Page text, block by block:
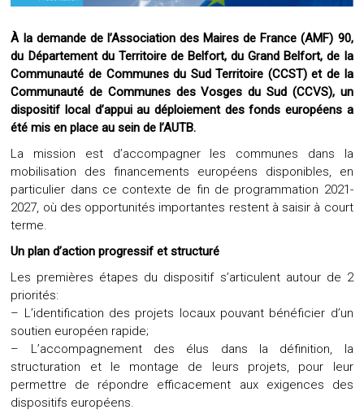
À la demande de l’Association des Maires de France (AMF) 90,
du Département du Territoire de Belfort, du Grand Belfort, de la
Communauté de Communes du Sud Territoire (CCST) et de la
Communauté de Communes des Vosges du Sud (CCVS), un
dispositif local d’appui au déploiement des fonds européens a
été mis en place au sein de l’AUTB.
La mission est d’accompagner les communes dans la
mobilisation des financements européens disponibles, en
particulier dans ce contexte de fin de programmation 2021-
2027, où des opportunités importantes restent à saisir à court
terme.
Un plan d’action progressif et structuré
Les premières étapes du dispositif s’articulent autour de 2
priorités:
– L’identification des projets locaux pouvant bénéficier d’un
soutien européen rapide;
– L’accompagnement des élus dans la définition, la
structuration et le montage de leurs projets, pour leur
permettre de répondre efficacement aux exigences des
dispositifs européens.